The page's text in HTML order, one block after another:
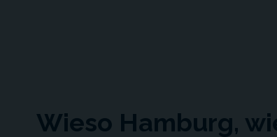
Wieso Hamburg,